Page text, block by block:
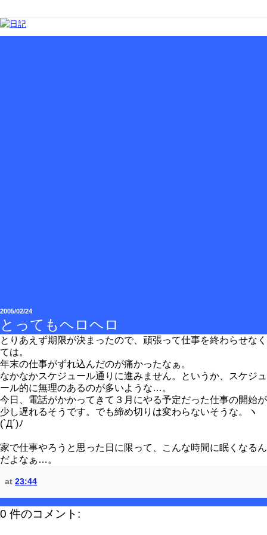
2005/02/24
とってもヘロヘロ
とりあえず期限が決まったので、頑張って仕事を終わらせなく
ては。
年末の仕事がずれ込んだのが痛かったなぁ。
なかなかスケジュール通りに進みません。というか、スケジュ
ール的に無理のあるのが多いような…。
今日、電話がかかってきて３月にやる予定だった仕事の開始が
少し遅れるそうです。でも締め切りは変わらないそうな。ヽ
(`Д´)ﾉ
家で仕事やろうと思った日に限って、こんな時間に眠くなるん
だよなぁ…。
at 23:44
0 件のコメント: